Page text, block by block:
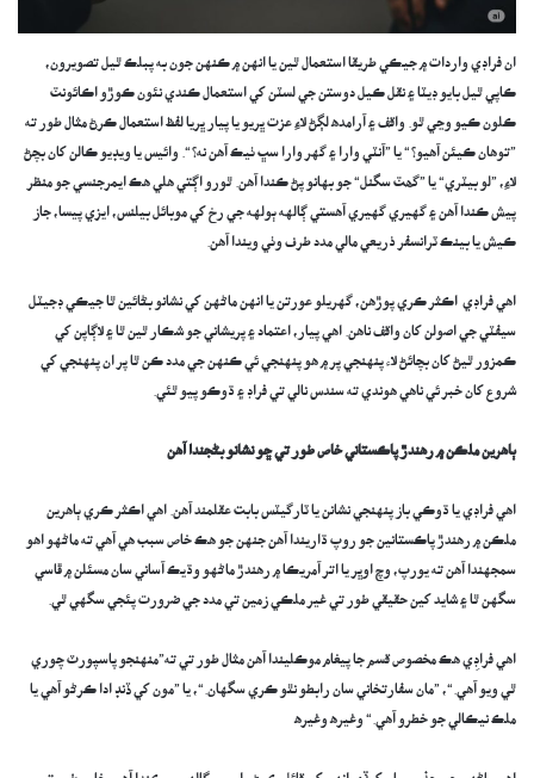
ان فراڊي واردات ۾ جيڪي طريقا استعمال ٿين يا انهن ۾ ڪنهن جون به پبلڪ ٿيل تصويرون،
ڪاپي ٿيل بايو ڊيٽا ۽ نقل ڪيل دوستن جي لسٽن کي استعمال ڪندي نئون ڪوڙو اڪائونٽ
ڪلون ڪيو وڃي ٿو. واقف ۽ آرامده لڳڻ لاءِ عزت ڀريو يا پيار ڀريا لفظ استعمال ڪرڻ مثال طور ته
”توهان ڪيئن آهيو؟“ يا ”آنٽي وارا ۽ گهر وارا سڀ ٺيڪ آهن نه؟“. وائيس يا ويڊيو ڪالن کان بچڻ
لاءِ، ”لو بيٽري“ يا ”گھٽ سگنل“ جو بهانو پڻ ڪندا آهن. ٿورو اڳتي هلي هڪ ايمرجنسي جو منظر
پيش ڪندا آهن ۽ گهيري گهيري آهستي ڳالهه ٻولهه جي رخ کي موبائل بيلنس، ايزي پيسا، جاز
ڪيش يا بينڪ ٽرانسفر ذريعي مالي مدد طرف وٺي ويندا آهن.
اهي فراڊي اڪثر ڪري پوڙهن، گهريلو عورتن يا انهن ماڻهن کي نشانو بڻائين ٿا جيڪي ڊجيٽل
سيفٽي جي اصولن کان واقف ناهن. اهي پيار، اعتماد ۽ پريشاني جو شڪار ٿين ٿا ۽ لاڳاپن کي
ڪمزور ٿيڻ کان بچائڻ لاء پنهنجي پر ۾ هو پنهنجي ئي ڪنهن جي مدد ڪن ٿا پر ان پنهنجي کي
شروع کان خبر ئي ناهي هوندي ته سندس نالي تي فراڊ ۽ ڌوڪو پيو ٿئي.
ٻاهرين ملڪن ۾ رهندڙ پاڪستاني خاص طور تي ڇو نشانو بڻجندا آهن
اهي فراڊي يا ڌوڪي باز پنهنجي نشانن يا ٽارگيٽس بابت عقلمند آهن. اهي اڪثر ڪري ٻاهرين
ملڪن ۾ رهندڙ پاڪستانين جو روپ ڌاريندا آهن جنهن جو هڪ خاص سبب هي آهي ته ماڻهو اهو
سمجهندا آهن ته يورپ، وچ اوڀر يا اتر آمريڪا ۾ رهندڙ ماڻهو وڌيڪ آساني سان مسئلن ۾ ڦاسي
سگهن ٿا ۽ شايد کين حقيقي طور تي غير ملڪي زمين تي مدد جي ضرورت پئجي سگهي ٿي.
اهي فراڊِي هڪ مخصوص قسم جا پيغام موڪليندا آهن مثال طور تي ته”منهنجو پاسپورٽ چوري
ٿي ويو آهي.“، ”مان سفارتخاني سان رابطو نٿو ڪري سگهان.“، يا ”مون کي ڏنڊ ادا ڪرڻو آهي يا
ملڪ نيڪالي جو خطرو آهي.“ وغيره وغيره